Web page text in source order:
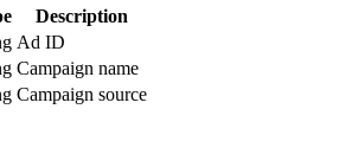
Description
Ad ID
Campaign name
Campaign source